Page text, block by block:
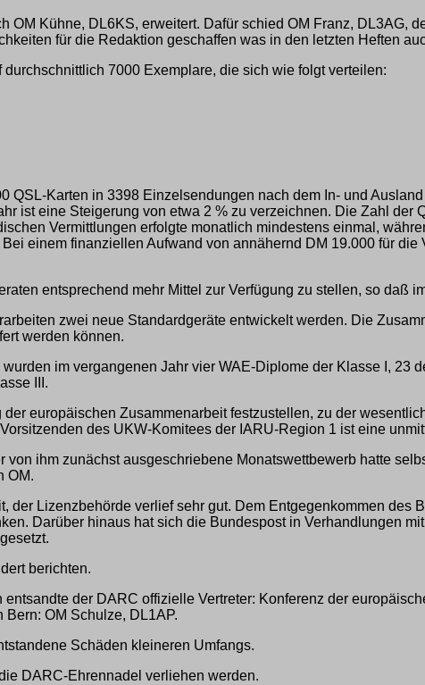
OM Kühne, DL6KS, erweitert. Dafür schied OM Franz, DL3AG,
für die Redaktion geschaffen was in den letzten Heften
7000 Exemplare, die sich wie folgt verteilen:
QSL-Karten in 3398 Einzelsendungen nach dem In- und
ist eine Steigerung von etwa 2 % zu verzeichnen. Die Zahl
Vermittlungen erfolgte monatlich mindestens einmal,
einem finanziellen Aufwand von annähernd DM 19.000 für
entsprechend mehr Mittel zur Verfügung zu stellen, so daß
zwei neue Standardgeräte entwickelt werden. Die
werden können.
im vergangenen Jahr vier WAE-Diplome der Klasse I, 23
III.
europäischen Zusammenarbeit festzustellen, zu der
des UKW-Komitees der IARU-Region 1 ist eine
ihm zunächst ausgeschriebene Monatswettbewerb hatte
OM.
der Lizenzbehörde verlief sehr gut. Dem Entgegenkommen
Darüber hinaus hat sich die Bundespost in Verhandlungen
berichten.
der DARC offizielle Vertreter: Konferenz der
OM Schulze, DL1AP.
Schäden kleineren Umfangs.
DARC-Ehrennadel verliehen werden.